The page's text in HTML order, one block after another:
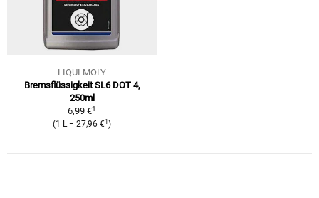
LIQUI MOLY
Bremsflüssigkeit SL6 DOT 4,
250ml
6,99 €1
(1 L = 27,96 €1 )